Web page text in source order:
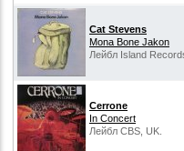
Cat Stevens
Mona Bone Jakon
Лейбл Island
Cerrone
In Concert
Лейбл CBS, UK.